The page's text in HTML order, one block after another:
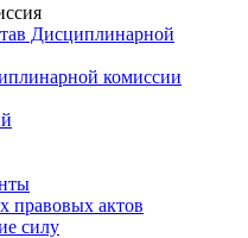
Дисциплинарной
комиссии
правовых актов
силу